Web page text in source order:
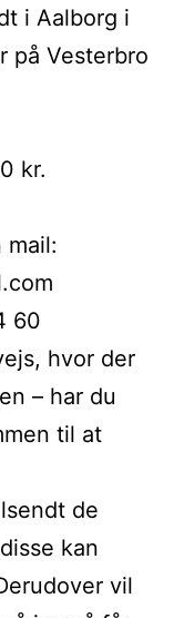
i Aalborg i
på Vesterbro
kr.
mail:
60
hvor der
– har du
til at
de
kan
vil